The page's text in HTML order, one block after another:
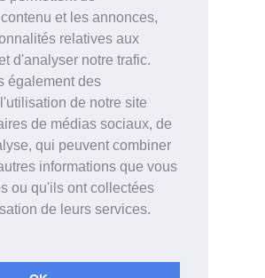
et les annonces,
relatives aux
d'analyser notre trafic.
également des
de notre site
de médias sociaux, de
qui peuvent combiner
informations que vous
ou qu'ils ont collectées
de leurs services.